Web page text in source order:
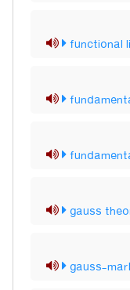
functional
gauss
gauss-